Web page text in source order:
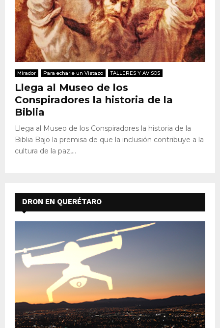
Mirador Para echarle un Vistazo TALLERES Y AVISOS
Llega al Museo de los
Conspiradores la historia de la
Biblia
Llega al Museo de los Conspiradores la historia de la
Biblia Bajo la premisa de que la inclusión contribuye a la
cultura de la paz,...
DRON EN QUERÉTARO